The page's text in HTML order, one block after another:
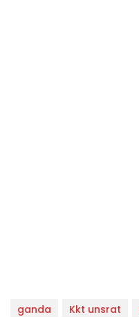
ganda Kkt unsrat